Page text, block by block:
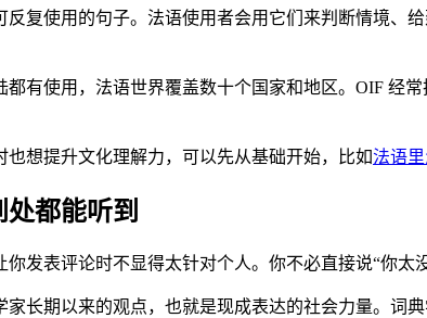
反复使用的句子。法语使用者会用它们来判断情境、
都有使用，法语世界覆盖数十个国家和地区。OIF 经
也想提升文化理解力，可以先从基础开始，比如法语
都能听到
你发表评论时不显得太针对个人。你不必直接说“你
家长期以来的观点，也就是现成表达的社会力量。词